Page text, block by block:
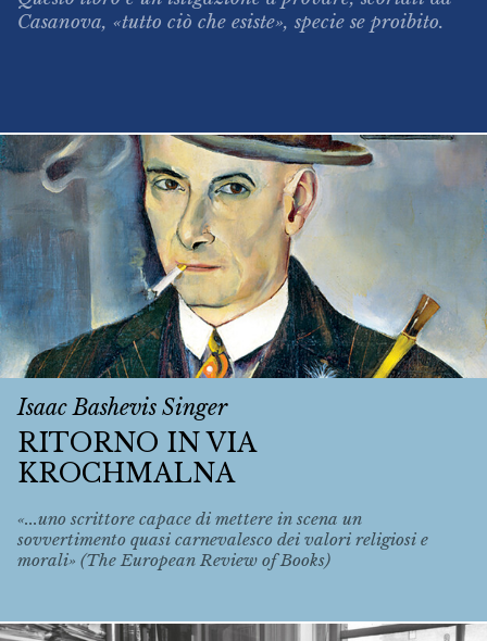
Casanova, «tutto ciò che esiste», specie se proibito.
Isaac Bashevis Singer
RITORNO IN VIA
KROCHMALNA
«...uno scrittore capace di mettere in scena un
sovvertimento quasi carnevalesco dei valori religiosi e
morali» (The European Review of Books)